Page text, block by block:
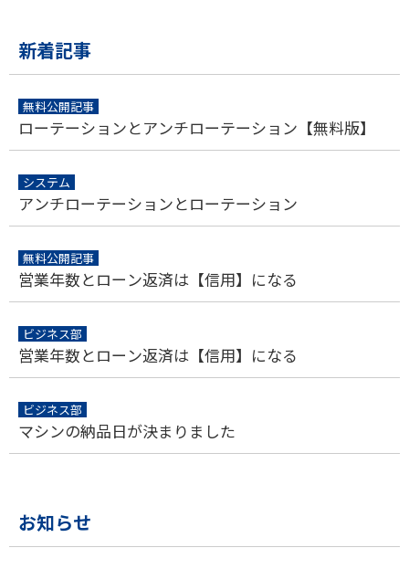
新着記事
無料公開記事
ローテーションとアンチローテーション【無料版】
システム
アンチローテーションとローテーション
無料公開記事
営業年数とローン返済は【信用】になる
ビジネス部
営業年数とローン返済は【信用】になる
ビジネス部
マシンの納品日が決まりました
お知らせ